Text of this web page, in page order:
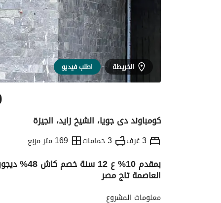
الخريطة اطلب فيديو
كومباوند دى جويا، الشيخ زايد، الجيزة
3 غرف 3 حمامات 169 متر مربع
التفاصيل الاتجاهات والمؤشرات
بمقدم
العاصمة تاج مصر
معلومات المشروع